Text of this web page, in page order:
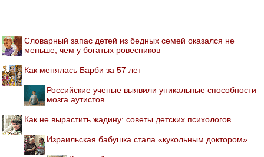
Словарный запас детей из бедных семей оказался не
меньше, чем у богатых ровесников
Как менялась Барби за 57 лет
Российские ученые выявили уникальные способности
мозга аутистов
Как не вырастить жадину: советы детских психологов
Израильская бабушка стала «кукольным доктором»